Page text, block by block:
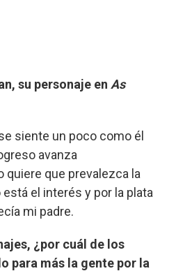
su personaje en As
siente un poco como él
avanza
quiere que prevalezca la
el interés y por la plata
mi padre.
¿por cuál de los
para más la gente por la